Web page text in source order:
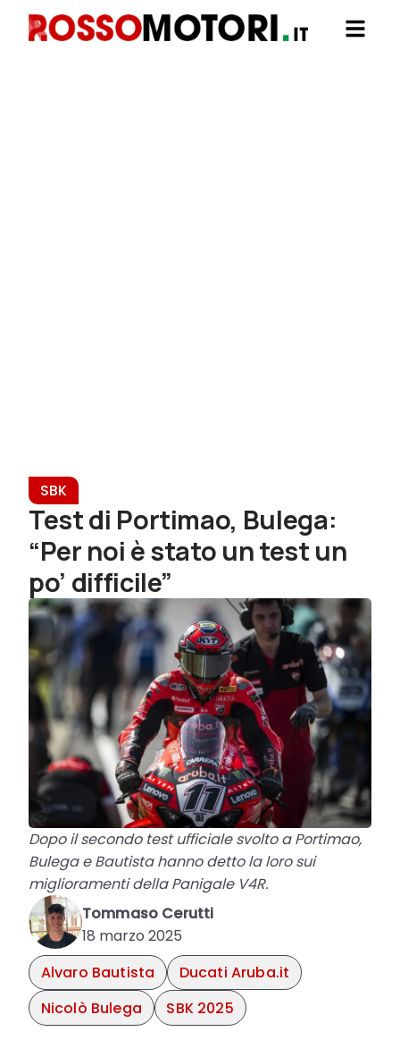
SBK
Test di Portimao, Bulega:
“Per noi è stato un test un
po’ difficile”
Dopo il secondo test ufficiale svolto a Portimao,
Bulega e Bautista hanno detto la loro sui
miglioramenti della Panigale V4R.
Tommaso Cerutti
18 marzo 2025
Alvaro Bautista
Ducati Aruba.it
Nicolò Bulega
SBK 2025